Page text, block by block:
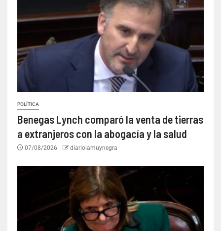
POLÍTICA
Benegas Lynch comparó la venta de tierras
a extranjeros con la abogacía y la salud
07/08/2026 diariolamuynegra